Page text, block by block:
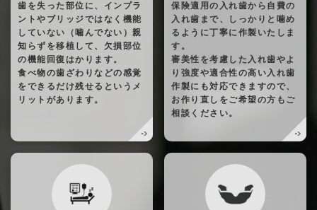
歯を失った部位に、インプラ
ントやブリッジではなく機能
していない（噛んでない）親
知らずを移植して、欠損部位
の機能回復はかります。
食べ物の歯ざわりなどの感覚
をできるだけ残せるというメ
リットがあります。
保険適用の入れ歯から自費の
入れ歯まで、しっかりと噛め
るように丁寧に作製いたしま
す。
審美性を考慮した入れ歯やよ
り強度や適合性の高い入れ歯
作製にも対応できますので、
お作り直しをご希望の方もご
相談ください。